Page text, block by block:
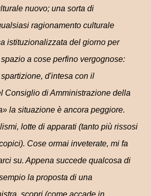
nuovo; una sorta di
ragionamento culturale
istituzionalizzata del giorno per
a cose perfino vergognose:
d'intesa con il
Consiglio di Amministrazione della
la situazione è ancora peggiore.
lotte di apparati (tanto più rissosi
Cose ormai inveterate, mi fa
su. Appena succede qualcosa di
la proposta di una
scopri (come accade in